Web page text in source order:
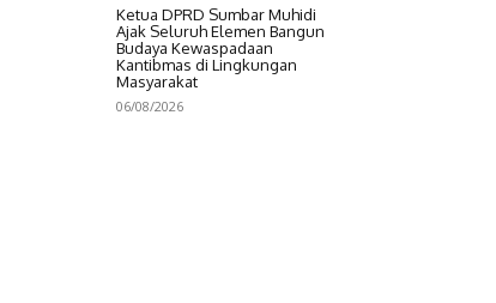
Ketua DPRD Sumbar Muhidi
Ajak Seluruh Elemen Bangun
Budaya Kewaspadaan
Kantibmas di Lingkungan
Masyarakat
06/08/2026